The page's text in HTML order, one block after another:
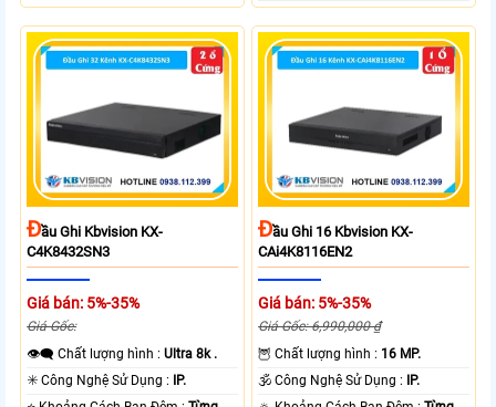
ĐẦu Ghi Kbvision KX-
C4K8432SN3
Giá bán: 5%-35%
Giá Gốc:
👁️‍🗨 Chất lượng hình :Ultra 8k .
✳️ Công Nghệ Sử Dụng :
IP.
ĐẦu Ghi 16 Kbvision KX-
CAi4K8116EN2
Giá bán: 5%-35%
Giá Gốc: 6,990,000 ₫
🦉 Chất lượng hình : 16 MP.
🕉️ Công Nghệ Sử Dụng :
IP.